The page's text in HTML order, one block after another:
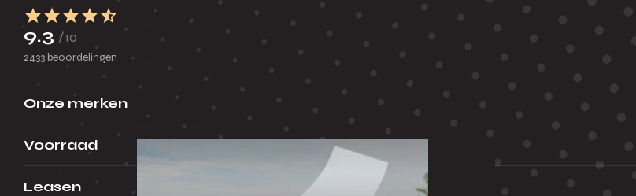
Over financieren
9.3 /10
2433 beoordelingen
Onze merken
Voorraad
Leasen